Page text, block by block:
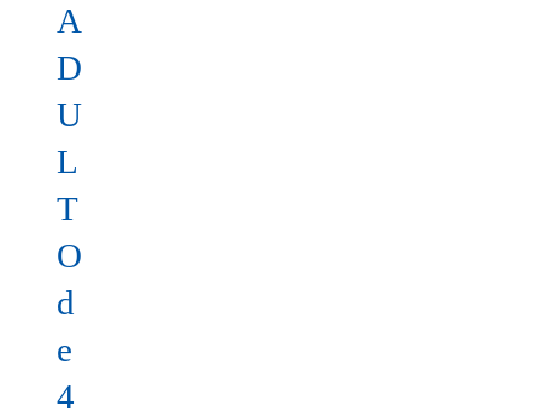
A
D
U
L
T
O
d
e
4